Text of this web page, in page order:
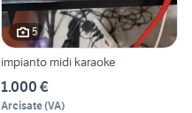
5
impianto midi karaoke
1.000 €
Arcisate(VA)